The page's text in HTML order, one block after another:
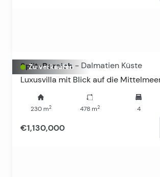
Zu verkaufen
Split-Bereich - Dalmatien Küste
Luxusvilla mit Blick auf die
230m2 478m2 4
€1,130,000